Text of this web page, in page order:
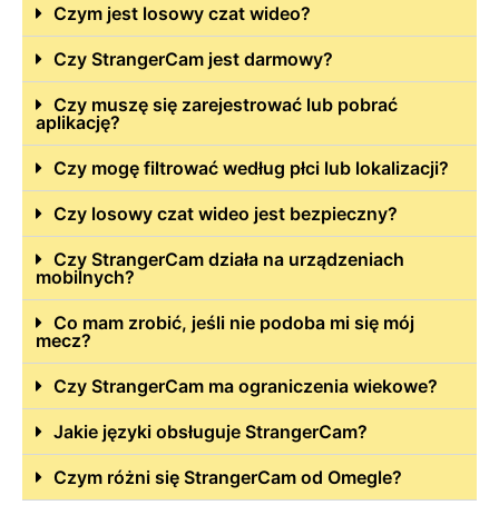
Czym jest losowy czat wideo?
Czy StrangerCam jest darmowy?
Czy muszę się zarejestrować lub pobrać
aplikację?
Czy mogę filtrować według płci lub lokalizacji?
Czy losowy czat wideo jest bezpieczny?
Czy StrangerCam działa na urządzeniach
mobilnych?
Co mam zrobić, jeśli nie podoba mi się mój
mecz?
Czy StrangerCam ma ograniczenia wiekowe?
Jakie języki obsługuje StrangerCam?
Czym różni się StrangerCam od Omegle?